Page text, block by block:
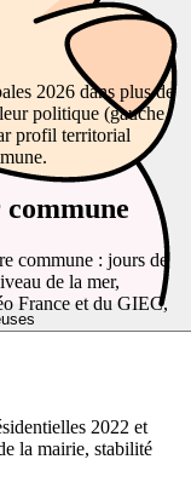
2026 dans plus de
politique (gauche,
profil territorial
commune : jours de
de la mer,
France et du GIEC,
2022 et
la mairie, stabilité